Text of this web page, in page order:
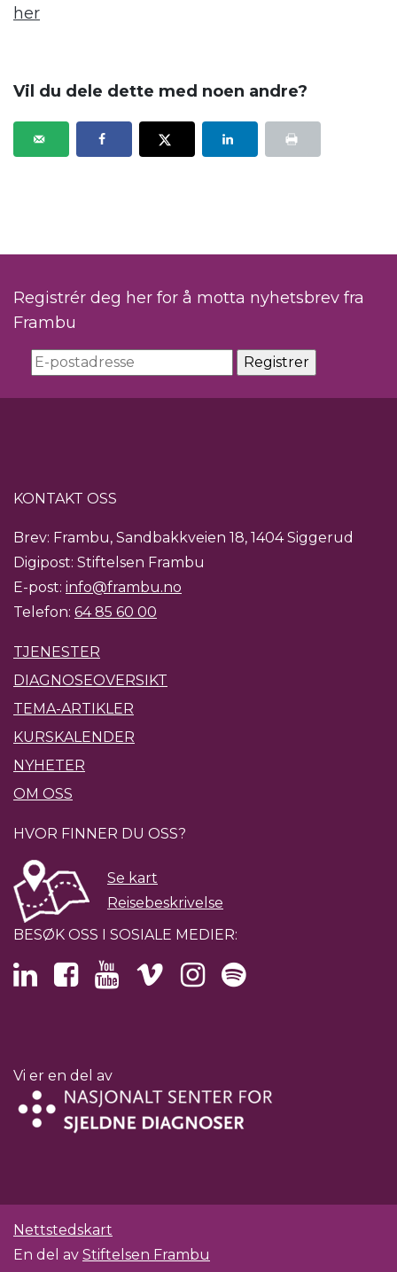
her
Vil du dele dette med noen andre?
Registrér deg her for å motta nyhetsbrev fra
Frambu
KONTAKT OSS
Brev: Frambu, Sandbakkveien 18, 1404 Siggerud
Digipost: Stiftelsen Frambu
E-post: info@frambu.no
Telefon: 64 85 60 00
TJENESTER
DIAGNOSEOVERSIKT
TEMA-ARTIKLER
KURSKALENDER
NYHETER
OM OSS
HVOR FINNER DU OSS?
Se kart
Reisebeskrivelse
BESØK OSS I SOSIALE MEDIER:
Vi er en del av
Nettstedskart
En del av Stiftelsen Frambu